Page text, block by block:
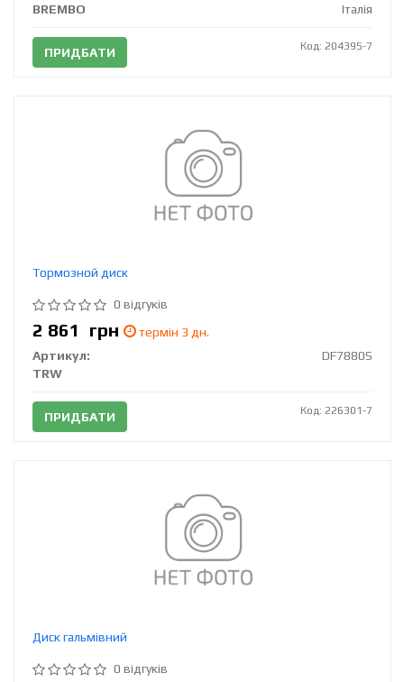
BREMBO
Італія
ПРИДБАТИ Код: 204395-7
Тормозной диск
0 відгуків
2 861 грн
термін 3 дн.
Артикул:
DF7880S
TRW
ПРИДБАТИ Код: 226301-7
Диск гальмівний
0 відгуків